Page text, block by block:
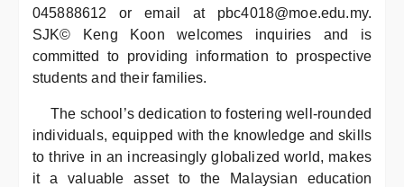
045888612 or email at pbc4018@moe.edu.my.
SJK© Keng Koon welcomes inquiries and is
committed to providing information to prospective
students and their families.
The school’s dedication to fostering well-rounded
individuals, equipped with the knowledge and skills
to thrive in an increasingly globalized world, makes
it a valuable asset to the Malaysian education